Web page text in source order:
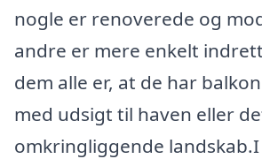
nogle er renoverede og
andre er mere enkelt
dem alle er, at de har
med udsigt til haven eller
omkringliggende landskab.I